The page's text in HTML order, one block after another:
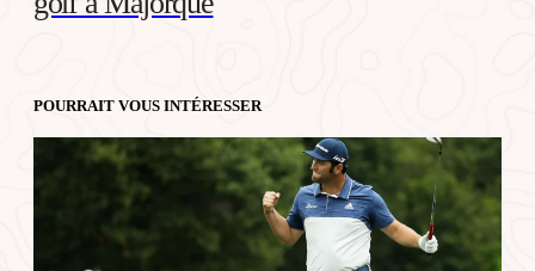
POURRAIT VOUS INTÉRESSER